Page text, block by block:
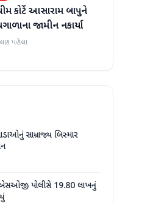
કોર્ટે આસારામ બાપુને
જામીન નકાર્યા
પહેલા
સામ્રાજ્ય બિસ્માર
પોલીસે 19.80 લાખનું